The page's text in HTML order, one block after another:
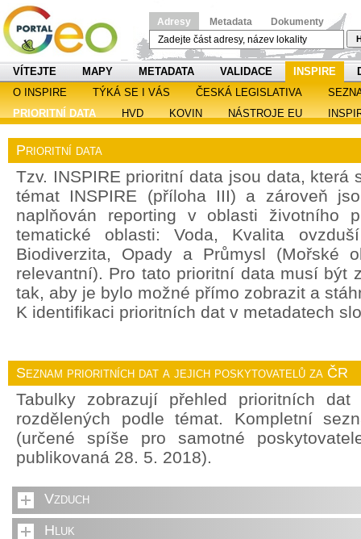
Adresy Metadata Dokumenty
VÍTEJTE MAPY METADATA VALIDACE INSPIRE
O INSPIRE
TÝKÁ SE I VÁS ČESKÁ LEGISLATIVA
PRIORITNÍ DATA
HVD KOVIN NÁSTROJE EU
Prioritní data
Tzv. INSPIRE prioritní data jsou data, která
témat INSPIRE (příloha III) a zároveň
naplňován reporting v oblasti životního
tematické oblasti: Voda, Kvalita
Biodiverzita, Opady a Průmysl (Mořské
relevantní). Pro tato prioritní data musí být
tak, aby je bylo možné přímo zobrazit a
K identifikaci prioritních dat v metadatech
Seznam prioritních dat a jejich poskytovatelů za ČR
Tabulky zobrazují přehled prioritních
rozdělených podle témat. Kompletní
(určené spíše pro samotné
publikovaná 28. 5. 2018).
Vzduch
Hluk